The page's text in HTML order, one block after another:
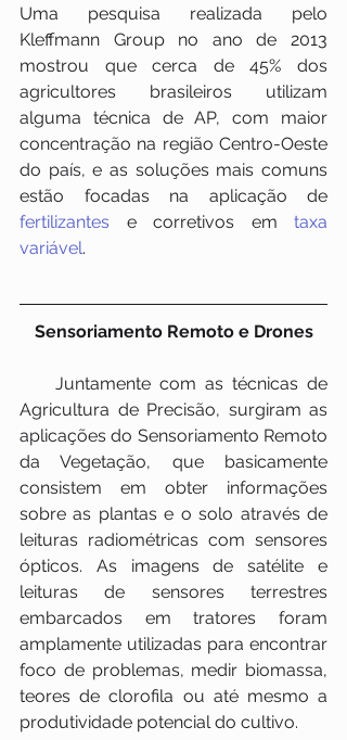
Uma pesquisa realizada pelo
Kleffmann Group no ano de 2013
mostrou que cerca de 45% dos
agricultores brasileiros utilizam
alguma técnica de AP, com maior
concentração na região Centro-Oeste
do país, e as soluções mais comuns
fertilizantes e corretivos em taxa
variável.
Sensoriamento Remoto e Drones
Agricultura de Precisão, surgiram as
aplicações do Sensoriamento Remoto
da Vegetação, que basicamente
consistem em obter informações
sobre as plantas e o solo através de
leituras radiométricas com sensores
ópticos. As imagens de satélite e
leituras de sensores terrestres
embarcados em tratores foram
amplamente utilizadas para encontrar
foco de problemas, medir biomassa,
teores de clorofila ou até mesmo a
produtividade potencial do cultivo.